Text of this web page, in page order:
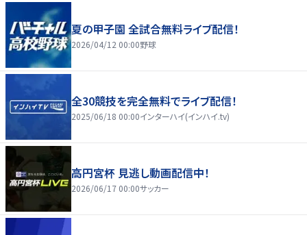
夏の甲子園 全試合無料ライブ配信！
2026/04/12 00:00野球
全30競技を完全無料でライブ配信！
2025/06/18 00:00インターハイ(インハイ.tv)
高円宮杯 見逃し動画配信中！
2026/06/17 00:00サッカー